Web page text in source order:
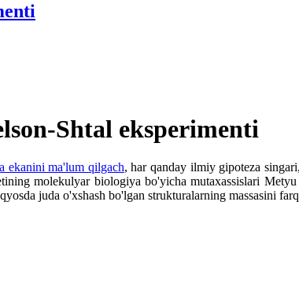
Shtal eksperimenti
ekanini ma'lum qilgach, har qanday ilmiy gipoteza
molekulyar biologiya bo'yicha mutaxassislari
juda o'xshash bo'lgan strukturalarning massasini